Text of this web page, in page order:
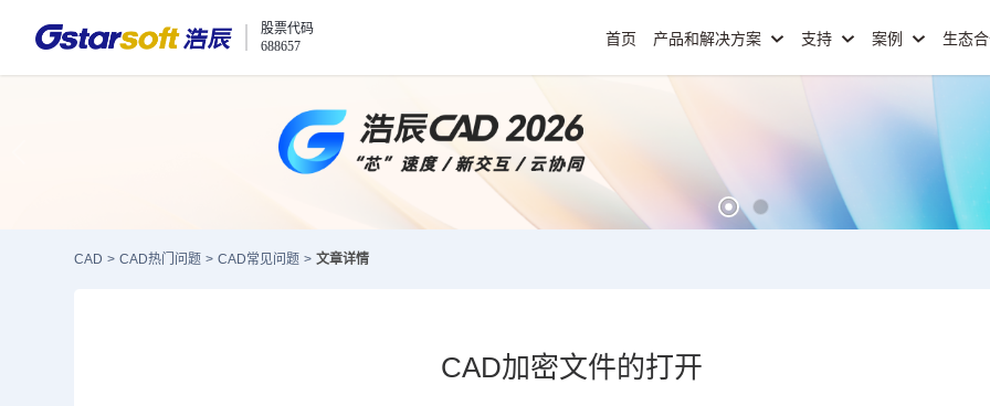
股票代码
688657
首页 产品和解决方案 支持 案例 生态
CAD > CAD热门问题 > CAD常见问题 > 文章详情
CAD加密文件的打开